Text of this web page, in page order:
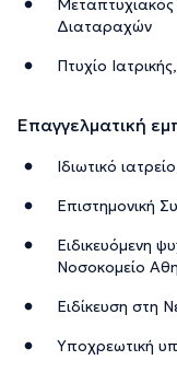
Διαταραχών
Πτυχίο
Επαγγελματική
Ιδιωτικό
Επιστημονική
Ειδικευόμενη
Νοσοκομείο
Ειδίκευση στη
Υποχρεωτική